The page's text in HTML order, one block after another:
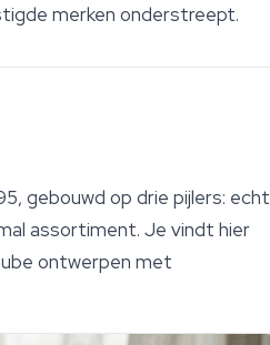
merken onderstreept.
gebouwd op drie pijlers: echt
assortiment. Je vindt hier
ontwerpen met